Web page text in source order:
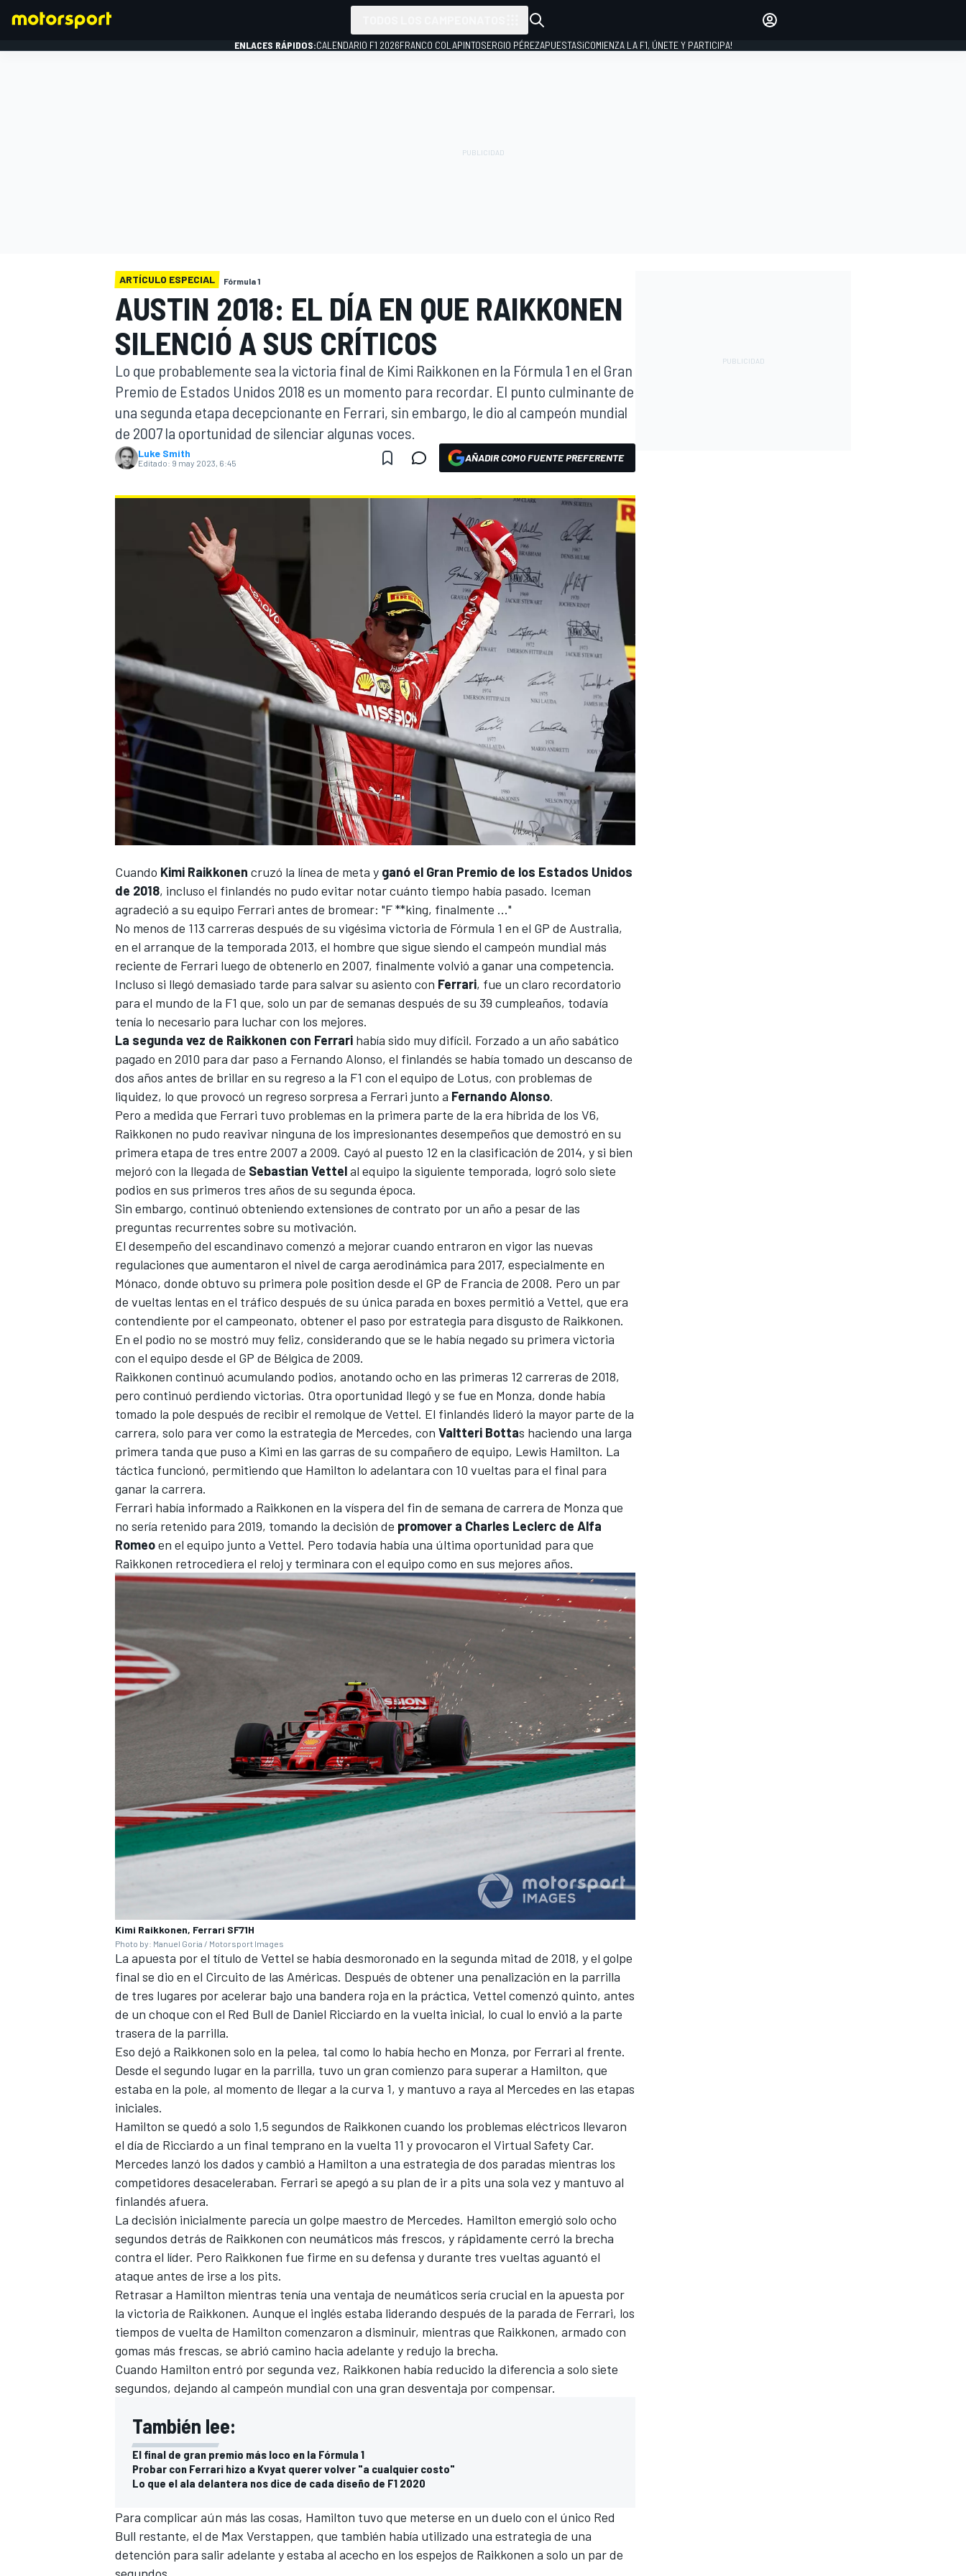
INDYCAR
NASCAR CUP
FÓRMULA E
WRC
MÁS CATEGORÍAS
INICIAR SESIÓN
ENLACES RÁPIDOS:CALENDARIO F1 2026FRANCO COLAPINTOSERGIO PÉREZAPUESTAS¡COMIENZA LA F1, ÚNETE Y PARTICIPA!
ARTÍCULO ESPECIAL Fórmula 1
AUSTIN 2018: EL DÍA EN QUE RAIKKONEN
SILENCIÓ A SUS CRÍTICOS
Lo que probablemente sea la victoria final de Kimi Raikkonen en la Fórmula 1 en el Gran
Premio de Estados Unidos 2018 es un momento para recordar. El punto culminante de
una segunda etapa decepcionante en Ferrari, sin embargo, le dio al campeón mundial
de 2007 la oportunidad de silenciar algunas voces.
Luke Smith
Editado: 9 may 2023, 6:45 AÑADIR COMO FUENTE PREFERENTE
Cuando Kimi Raikkonen cruzó la línea de meta y ganó el Gran Premio de los Estados Unidos
de 2018, incluso el finlandés no pudo evitar notar cuánto tiempo había pasado. Iceman
agradeció a su equipo Ferrari antes de bromear: "F **king, finalmente ..."
No menos de 113 carreras después de su vigésima victoria de Fórmula 1 en el GP de Australia,
en el arranque de la temporada 2013, el hombre que sigue siendo el campeón mundial más
reciente de Ferrari luego de obtenerlo en 2007, finalmente volvió a ganar una competencia.
Incluso si llegó demasiado tarde para salvar su asiento con Ferrari, fue un claro recordatorio
para el mundo de la F1 que, solo un par de semanas después de su 39 cumpleaños, todavía
tenía lo necesario para luchar con los mejores.
La segunda vez de Raikkonen con Ferrari había sido muy difícil. Forzado a un año sabático
pagado en 2010 para dar paso a Fernando Alonso, el finlandés se había tomado un descanso de
dos años antes de brillar en su regreso a la F1 con el equipo de Lotus, con problemas de
liquidez, lo que provocó un regreso sorpresa a Ferrari junto a Fernando Alonso.
Pero a medida que Ferrari tuvo problemas en la primera parte de la era híbrida de los V6,
Raikkonen no pudo reavivar ninguna de los impresionantes desempeños que demostró en su
primera etapa de tres entre 2007 a 2009. Cayó al puesto 12 en la clasificación de 2014, y si bien
mejoró con la llegada de Sebastian Vettelal equipo la siguiente temporada, logró solo siete
podios en sus primeros tres años de su segunda época.
Sin embargo, continuó obteniendo extensiones de contrato por un año a pesar de las
preguntas recurrentes sobre su motivación.
El desempeño del escandinavo comenzó a mejorar cuando entraron en vigor las nuevas
regulaciones que aumentaron el nivel de carga aerodinámica para 2017, especialmente en
Mónaco, donde obtuvo su primera pole position desde el GP de Francia de 2008. Pero un par
de vueltas lentas en el tráfico después de su única parada en boxes permitió a Vettel, que era
contendiente por el campeonato, obtener el paso por estrategia para disgusto de Raikkonen.
En el podio no se mostró muy feliz, considerando que se le había negado su primera victoria
con el equipo desde el GP de Bélgica de 2009.
Raikkonen continuó acumulando podios, anotando ocho en las primeras 12 carreras de 2018,
pero continuó perdiendo victorias. Otra oportunidad llegó y se fue en Monza, donde había
tomado la pole después de recibir el remolque de Vettel. El finlandés lideró la mayor parte de la
carrera, solo para ver como la estrategia de Mercedes, con Valtteri Bottas haciendo una larga
primera tanda que puso a Kimi en las garras de su compañero de equipo, Lewis Hamilton. La
táctica funcionó, permitiendo que Hamilton lo adelantara con 10 vueltas para el final para
ganar la carrera.
Ferrari había informado a Raikkonen en la víspera del fin de semana de carrera de Monza que
no sería retenido para 2019, tomando la decisión de promover a Charles Leclerc de Alfa
Romeoen el equipo junto a Vettel. Pero todavía había una última oportunidad para que
Raikkonen retrocediera el reloj y terminara con el equipo como en sus mejores años.
Kimi Raikkonen, Ferrari SF71H
Photo by: Manuel Goria / Motorsport Images
La apuesta por el título de Vettel se había desmoronado en la segunda mitad de 2018, y el golpe
final se dio en el Circuito de las Américas. Después de obtener una penalización en la parrilla
de tres lugares por acelerar bajo una bandera roja en la práctica, Vettel comenzó quinto, antes
de un choque con el Red Bull de Daniel Ricciardo en la vuelta inicial, lo cual lo envió a la parte
trasera de la parrilla.
Eso dejó a Raikkonen solo en la pelea, tal como lo había hecho en Monza, por Ferrari al frente.
Desde el segundo lugar en la parrilla, tuvo un gran comienzo para superar a Hamilton, que
estaba en la pole, al momento de llegar a la curva 1, y mantuvo a raya al Mercedes en las etapas
iniciales.
Hamilton se quedó a solo 1,5 segundos de Raikkonen cuando los problemas eléctricos llevaron
el día de Ricciardo a un final temprano en la vuelta 11 y provocaron el Virtual Safety Car.
Mercedes lanzó los dados y cambió a Hamilton a una estrategia de dos paradas mientras los
competidores desaceleraban. Ferrari se apegó a su plan de ir a pits una sola vez y mantuvo al
finlandés afuera.
La decisión inicialmente parecía un golpe maestro de Mercedes. Hamilton emergió solo ocho
segundos detrás de Raikkonen con neumáticos más frescos, y rápidamente cerró la brecha
contra el líder. Pero Raikkonen fue firme en su defensa y durante tres vueltas aguantó el
ataque antes de irse a los pits.
Retrasar a Hamilton mientras tenía una ventaja de neumáticos sería crucial en la apuesta por
la victoria de Raikkonen. Aunque el inglés estaba liderando después de la parada de Ferrari, los
tiempos de vuelta de Hamilton comenzaron a disminuir, mientras que Raikkonen, armado con
gomas más frescas, se abrió camino hacia adelante y redujo la brecha.
Cuando Hamilton entró por segunda vez, Raikkonen había reducido la diferencia a solo siete
segundos, dejando al campeón mundial con una gran desventaja por compensar.
También lee:
El final de gran premio más loco en la Fórmula 1
Probar con Ferrari hizo a Kvyat querer volver "a cualquier costo"
Lo que el ala delantera nos dice de cada diseño de F1 2020
Para complicar aún más las cosas, Hamilton tuvo que meterse en un duelo con el único Red
Bull restante, el de Max Verstappen, que también había utilizado una estrategia de una
detención para salir adelante y estaba al acecho en los espejos de Raikkonen a solo un par de